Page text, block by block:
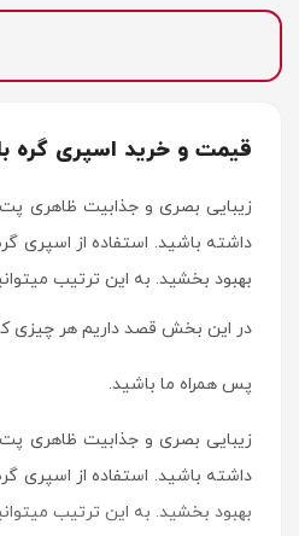
قیمت و خرید اسپری گره
زیبایی بصری و جذابیت ظاهری
داشته باشید. استفاده از اسپری
بهبود بخشید. به این ترتیب
در این بخش قصد داریم هر چیزی که
پس همراه ما باشید.
زیبایی بصری و جذابیت ظاهری
داشته باشید. استفاده از اسپری
بهبود بخشید. به این ترتیب